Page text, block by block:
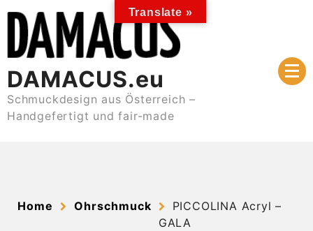
content
DAMACUS.eu
Schmuckdesign aus Österreich –
Handgefertigt und fair-made
Home Ohrschmuck
PICCOLINA Acryl –
GALA
Translate »